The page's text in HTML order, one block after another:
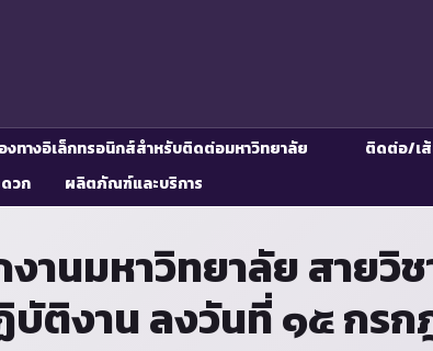
งทางอิเล็กทรอนิกส์สำหรับติดต่อมหาวิทยาลัย ติดต่อ/เส้
วก ผลิตภัณฑ์และบริการ
านมหาวิทยาลัย สายวิ
ติงาน ลงวันที่ ๑๕ กร